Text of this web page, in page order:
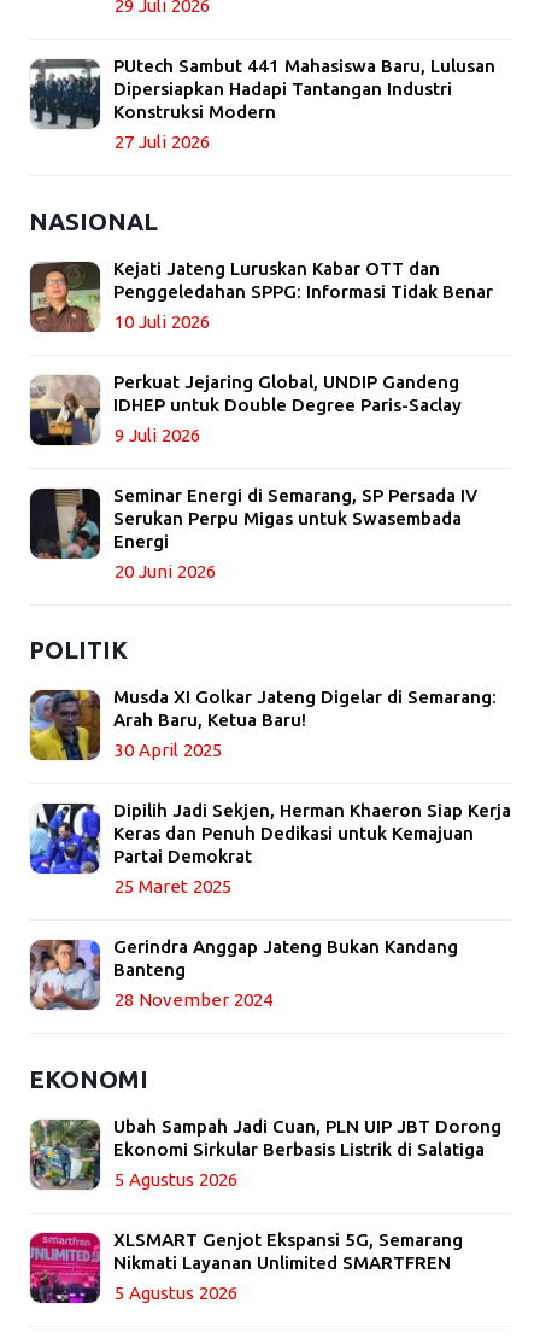
29 Juli 2026
PUtech Sambut 441 Mahasiswa Baru, Lulusan
Dipersiapkan Hadapi Tantangan Industri
Konstruksi Modern
27 Juli 2026
NASIONAL
Kejati Jateng Luruskan Kabar OTT dan
Penggeledahan SPPG: Informasi Tidak Benar
10 Juli 2026
Perkuat Jejaring Global, UNDIP Gandeng
IDHEP untuk Double Degree Paris-Saclay
9 Juli 2026
Seminar Energi di Semarang, SP Persada IV
Serukan Perpu Migas untuk Swasembada
Energi
20 Juni 2026
POLITIK
Musda XI Golkar Jateng Digelar di Semarang:
Arah Baru, Ketua Baru!
30 April 2025
Dipilih Jadi Sekjen, Herman Khaeron Siap Kerja
Keras dan Penuh Dedikasi untuk Kemajuan
Partai Demokrat
25 Maret 2025
Gerindra Anggap Jateng Bukan Kandang
Banteng
28 November 2024
EKONOMI
Ubah Sampah Jadi Cuan, PLN UIP JBT Dorong
Ekonomi Sirkular Berbasis Listrik di Salatiga
5 Agustus 2026
XLSMART Genjot Ekspansi 5G, Semarang
Nikmati Layanan Unlimited SMARTFREN
5 Agustus 2026